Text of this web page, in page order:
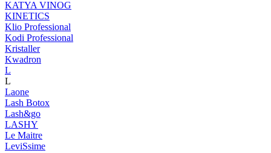
KATYA VINOG
KINETICS
Klio Professional
Kodi Professional
Kristaller
Kwadron
L
L
Laone
Lash Botox
Lash&go
LASHY
Le Maitre
LeviSsime